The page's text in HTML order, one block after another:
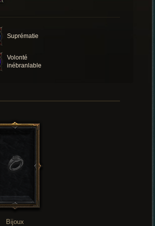
Suprématie
Volonté
inébranlable
Bijoux